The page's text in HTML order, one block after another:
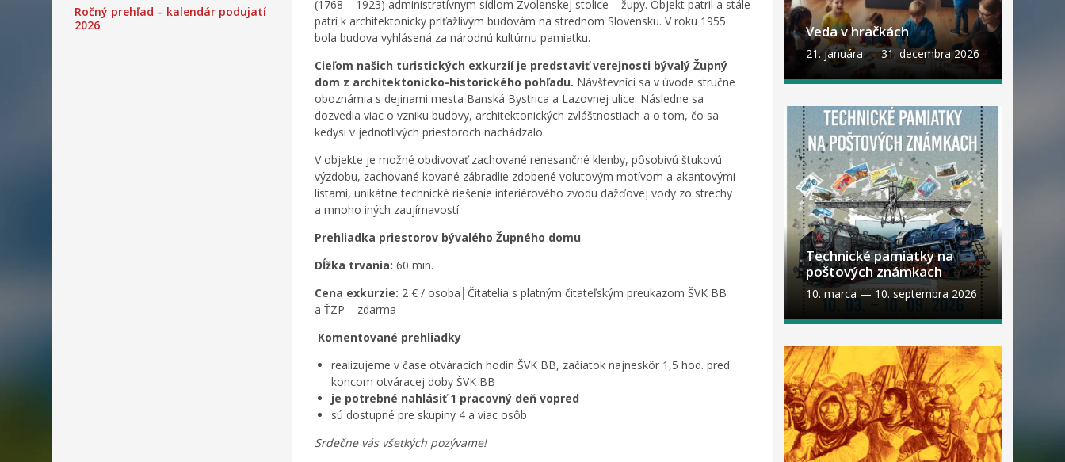
Ročný prehľad – kalendár podujatí
2026
(1768 – 1923) administratívnym sídlom Zvolenskej stolice – župy. Objekt patril a stále
patrí k architektonicky príťažlivým budovám na strednom Slovensku. V roku 1955
bola budova vyhlásená za národnú kultúrnu pamiatku.
Cieľom našich turistických exkurzií je predstaviť verejnosti bývalý Župný
dom z architektonicko-historického pohľadu. Návštevníci sa v úvode stručne
oboznámia s dejinami mesta Banská Bystrica a Lazovnej ulice. Následne sa
dozvedia viac o vzniku budovy, architektonických zvláštnostiach a o tom, čo sa
kedysi v jednotlivých priestoroch nachádzalo.
V objekte je možné obdivovať zachované renesančné klenby, pôsobivú štukovú
výzdobu, zachované kované zábradlie zdobené volutovým motívom a akantovými
listami, unikátne technické riešenie interiérového zvodu dažďovej vody zo strechy
a mnoho iných zaujímavostí.
Prehliadka priestorov bývalého Župného domu
Dĺžka trvania: 60 min.
Cena exkurzie: 2 € / osoba│Čitatelia s platným čitateľským preukazom ŠVK BB
a ŤZP – zdarma
Komentované prehliadky
realizujeme v čase otváracích hodín ŠVK BB, začiatok najneskôr 1,5 hod. pred
koncom otváracej doby ŠVK BB
je potrebné nahlásiť 1 pracovný deň vopred
sú dostupné pre skupiny 4 a viac osôb
Srdečne vás všetkých pozývame!
Veda v hračkách
21. januára—31. decembra 2026
Technické pamiatky na
poštových známkach
10. marca—10. septembra 2026